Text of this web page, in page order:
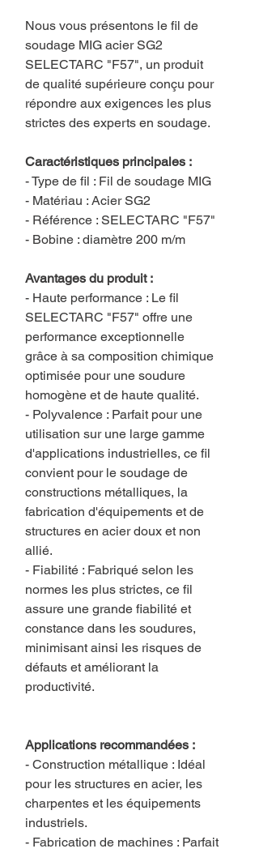
Nous vous présentons le fil de
soudage MIG acier SG2
SELECTARC "F57", un produit
de qualité supérieure conçu pour
répondre aux exigences les plus
strictes des experts en soudage.
Caractéristiques principales :
- Type de fil : Fil de soudage MIG
- Matériau : Acier SG2
- Référence : SELECTARC "F57"
- Bobine : diamètre 200 m/m
Avantages du produit :
- Haute performance : Le fil
SELECTARC "F57" offre une
performance exceptionnelle
grâce à sa composition chimique
optimisée pour une soudure
homogène et de haute qualité.
- Polyvalence : Parfait pour une
utilisation sur une large gamme
d'applications industrielles, ce fil
convient pour le soudage de
constructions métalliques, la
fabrication d'équipements et de
structures en acier doux et non
allié.
- Fiabilité : Fabriqué selon les
normes les plus strictes, ce fil
assure une grande fiabilité et
constance dans les soudures,
minimisant ainsi les risques de
défauts et améliorant la
productivité.
Applications recommandées :
- Construction métallique : Idéal
pour les structures en acier, les
charpentes et les équipements
industriels.
- Fabrication de machines : Parfait